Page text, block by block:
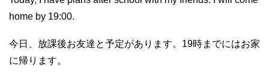
home by 19:00.
今日、放課後お友達と予定があります。19時までにはお家
に帰ります。